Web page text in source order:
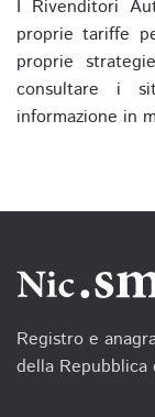
I Rivenditori
proprie tariffe
proprie
consultare i
informazione in
Registro e
della Repubblica